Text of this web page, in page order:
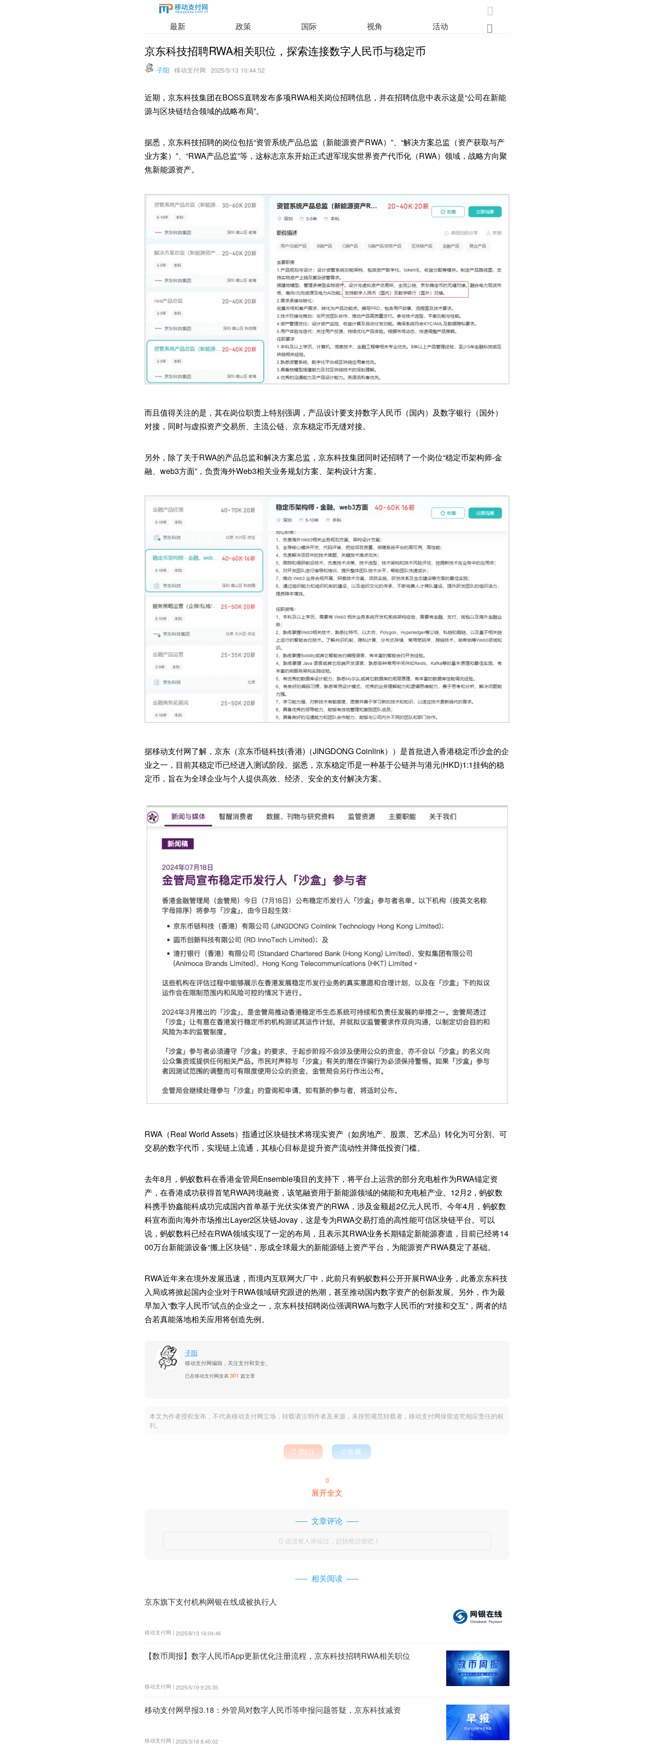

最新 政策 国际 视角 活动 
京东科技招聘RWA相关职位，探索连接数字人民币与稳定币
子阳 移动支付网 2025/5/13 10:44:52
近期，京东科技集团在BOSS直聘发布多项RWA相关岗位招聘信息，并在招聘信息中表示这是“公司在新能
源与区块链结合领域的战略布局”。
据悉，京东科技招聘的岗位包括“资管系统产品总监（新能源资产RWA）”、“解决方案总监（资产获取与产
业方案）”、“RWA产品总监”等，这标志京东开始正式进军现实世界资产代币化（RWA）领域，战略方向聚
焦新能源资产。
而且值得关注的是，其在岗位职责上特别强调，产品设计要支持数字人民币（国内）及数字银行（国外）
对接，同时与虚拟资产交易所、主流公链、京东稳定币无缝对接。
另外，除了关于RWA的产品总监和解决方案总监，京东科技集团同时还招聘了一个岗位“稳定币架构师-金
融、web3方面”，负责海外Web3相关业务规划方案、架构设计方案。
据移动支付网了解，京东（京东币链科技(香港)（JINGDONG Coinlink））是首批进入香港稳定币沙盒的企
业之一，目前其稳定币已经进入测试阶段。据悉，京东稳定币是一种基于公链并与港元(HKD)1:1挂钩的稳
定币，旨在为全球企业与个人提供高效、经济、安全的支付解决方案。
RWA（Real World Assets）指通过区块链技术将现实资产（如房地产、股票、艺术品）转化为可分割、可
交易的数字代币，实现链上流通，其核心目标是提升资产流动性并降低投资门槛。
去年8月，蚂蚁数科在香港金管局Ensemble项目的支持下，将平台上运营的部分充电桩作为RWA锚定资
产，在香港成功获得首笔RWA跨境融资，该笔融资用于新能源领域的储能和充电桩产业。12月2，蚂蚁数
科携手协鑫能科成功完成国内首单基于光伏实体资产的RWA，涉及金额超2亿元人民币。今年4月，蚂蚁数
科宣布面向海外市场推出Layer2区块链Jovay，这是专为RWA交易打造的高性能可信区块链平台。可以
说，蚂蚁数科已经在RWA领域实现了一定的布局，且表示其RWA业务长期锚定新能源赛道，目前已经将14
00万台新能源设备“搬上区块链”，形成全球最大的新能源链上资产平台，为能源资产RWA奠定了基础。
RWA近年来在境外发展迅速，而境内互联网大厂中，此前只有蚂蚁数科公开开展RWA业务，此番京东科技
入局或将掀起国内企业对于RWA领域研究跟进的热潮，甚至推动国内数字资产的创新发展。另外，作为最
早加入“数字人民币”试点的企业之一，京东科技招聘岗位强调RWA与数字人民币的“对接和交互”，两者的结
合若真能落地相关应用将创造先例。
子阳
移动支付网编辑，关注支付和安全。
已在移动支付网发表 301 篇文章
本文为作者授权发布，不代表移动支付网立场，转载请注明作者及来源，未按照规范转载者，移动支付网保留追究相应责任的权
利。
 赞()  收藏

展开全文
文章评论
 还没有人评论过，赶快抢沙发吧！
相关阅读
京东旗下支付机构网银在线成被执行人
移动支付网 | 2025/8/13 16:04:46
【数币周报】数字人民币App更新优化注册流程，京东科技招聘RWA相关职位
移动支付网 | 2025/5/19 9:25:35
移动支付网早报3.18：外管局对数字人民币等申报问题答疑，京东科技减资
移动支付网 | 2025/3/18 8:45:02